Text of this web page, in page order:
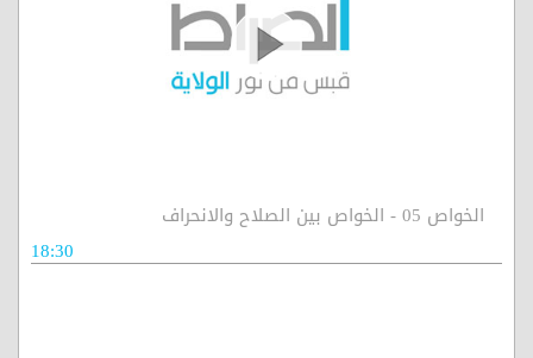
الخواص 05 - الخواص بين الصلاح والانحراف
18:30